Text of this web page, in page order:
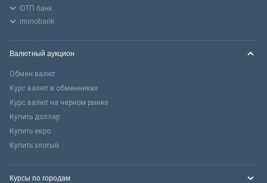
ОТП банк
monobank
Валютный аукцион
Обмен валют
Курс валют в обменниках
Курс валют на черном рынке
Купить доллар
Купить евро
Купить злотый
Курсы по городам